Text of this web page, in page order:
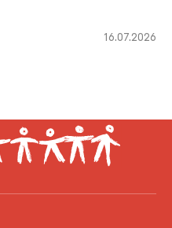
16.07.2026